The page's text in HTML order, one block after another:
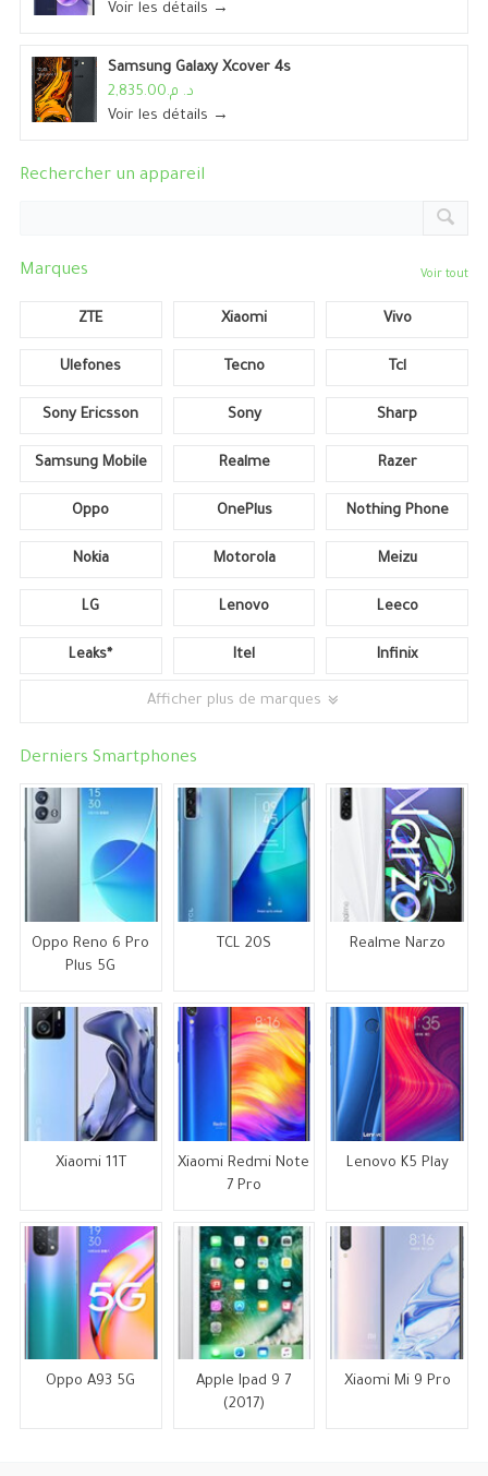
Voir les détails →
Samsung Galaxy Xcover 4s
د. م.2,835.00
Voir les détails →
Rechercher un appareil
Marques Voir tout
ZTE Xiaomi Vivo
Ulefones Tecno Tcl
Sony Ericsson Sony Sharp
Samsung Mobile Realme Razer
Oppo OnePlus Nothing Phone
Nokia Motorola Meizu
LG Lenovo Leeco
Leaks* Itel Infinix
Afficher plus de marques
Derniers Smartphones
Oppo Reno 6 Pro
Plus 5G
TCL 20S Realme Narzo
Xiaomi 11T
Xiaomi Redmi Note
7 Pro
Lenovo K5 Play
Oppo A93 5G
Apple Ipad 9 7
(2017)
Xiaomi Mi 9 Pro